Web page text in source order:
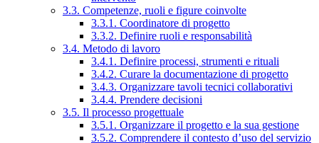
3.3. Competenze, ruoli e figure coinvolte
3.3.1. Coordinatore di progetto
3.3.2. Definire ruoli e responsabilità
3.4. Metodo di lavoro
3.4.1. Definire processi, strumenti e rituali
3.4.2. Curare la documentazione di progetto
3.4.3. Organizzare tavoli tecnici collaborativi
3.4.4. Prendere decisioni
3.5. Il processo progettuale
3.5.1. Organizzare il progetto e la sua gestione
3.5.2. Comprendere il contesto d’uso del servizio